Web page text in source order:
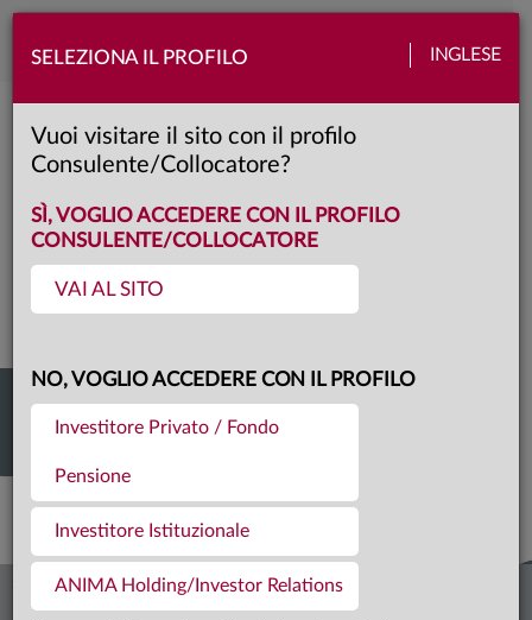
SELEZIONA IL PROFILO INGLESE
Vuoi visitare il sito con il profilo
Consulente/Collocatore?
SÌ, VOGLIO ACCEDERE CON IL PROFILO
CONSULENTE/COLLOCATORE
VAI AL SITO
NO, VOGLIO ACCEDERE CON IL PROFILO
Investitore Privato / Fondo
Pensione
Investitore Istituzionale
ANIMA Holding/Investor Relations
Toggle
Video center
VIDEO CENTER
28.07.26
L'ESG È MORTO, LUNGA VITA ALL'ESG